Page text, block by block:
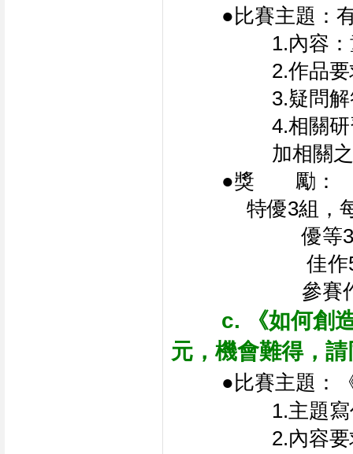
●比賽主題：
1.內容
2.作品
3.疑問
4.相關
加相關
●獎　　勵：
特優3組，
優等3組
佳作5組
參賽作
c. 《如何創
元，機會難得，
●比賽主題：
1.主題
2.內容